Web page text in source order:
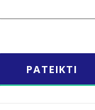
PATEIKTI